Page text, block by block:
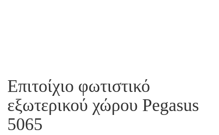
Επιτοίχιο φωτιστικό
εξωτερικού χώρου Pegasus
5065